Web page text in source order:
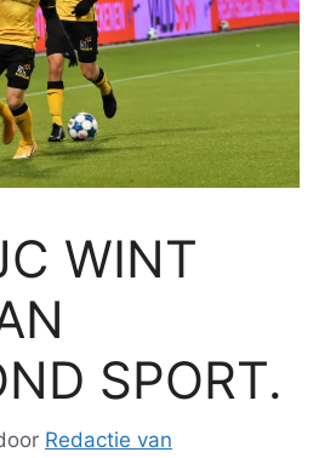
WINT
SPORT.
Redactie van